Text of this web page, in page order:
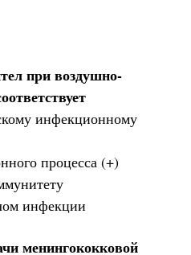
при воздушно-
инфекционному
процесса (+)
инфекции
менингококковой